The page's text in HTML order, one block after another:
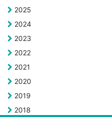
2025
2024
2023
2022
2021
2020
2019
2018